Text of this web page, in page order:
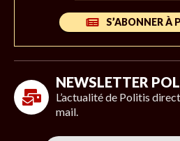
S’ABONNER À
NEWSLETTER
L’actualité de Politis
mail.